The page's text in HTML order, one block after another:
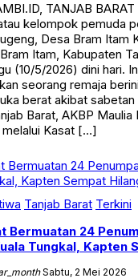
TANJAB
kelompok pemuda
Desa Bram Itam
Itam, Kabupaten
(10/5/2026) dini hari.
seorang remaja
berat akibat sabetan
Barat, AKBP Maulia
melalui Kasat […]
Tanjab Barat Terkini
Bermuatan 24
Tungkal, Kapten
Sabtu, 2 Mei 2026